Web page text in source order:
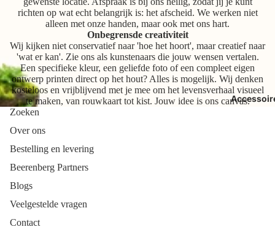
richten op wat echt belangrijk is: het afscheid. We werken niet
alleen met onze handen, maar ook met ons hart.
Onbegrensde creativiteit
Wij kijken niet conservatief naar 'hoe het hoort', maar creatief naar
'wat er kan'. Zie ons als kunstenaars die jouw wensen vertalen.
Een specifieke kleur, een geliefde foto of een compleet eigen
ontwerp printen direct op het hout? Alles is mogelijk. Wij denken
kosteloos en vrijblijvend met je mee om het levensverhaal visueel
te maken, van rouwkaart tot kist. Jouw idee is ons canvas.
Zoeken
Over ons
Bestelling en levering
Beerenberg Partners
Blogs
Veelgestelde vragen
Contact